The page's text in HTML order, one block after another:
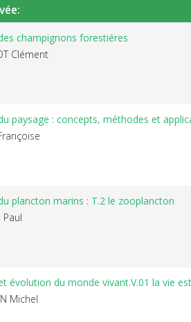
champignons forestiéres
Clément
paysage : concepts, méthodes et
plancton marins : T.2 le zooplancton
Paul
évolution du monde vivant.V.01 la vie
Michel